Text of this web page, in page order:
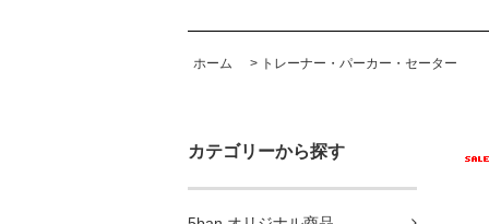
ホーム > トレーナー・パーカー・セーター
カテゴリーから探す